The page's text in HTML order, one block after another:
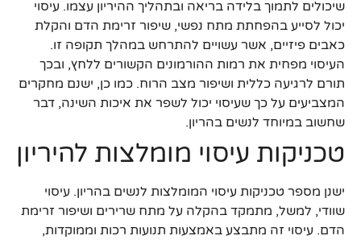
שיכולים לתמוך בלידה בריאה ובתהליך ההיריון עצמו. עיסוי
יכול לסייע בהפחתת מתח נפשי, שיפור זרימת הדם והקלת
כאבים פיזיים, אשר עשויים להתרחש במהלך תקופה זו.
העיסוי מפחית את רמות ההורמונים הקשורים ללחץ, ובכך
תורם לרגיעה כללית ושיפור מצב הרוח. כמו כן, ישנם מחקרים
המצביעים על כך שעיסוי יכול לשפר את איכות השינה, דבר
שחשוב במיוחד לנשים בהריון.
טכניקות עיסוי מומלצות להיריון
ישנן מספר טכניקות עיסוי המומלצות לנשים בהריון. עיסוי
שוודי, למשל, מתמקד בהקלה על מתח שרירים ושיפור זרימת
הדם. עיסוי זה מתבצע באמצעות תנועות רכות וממוקדות,